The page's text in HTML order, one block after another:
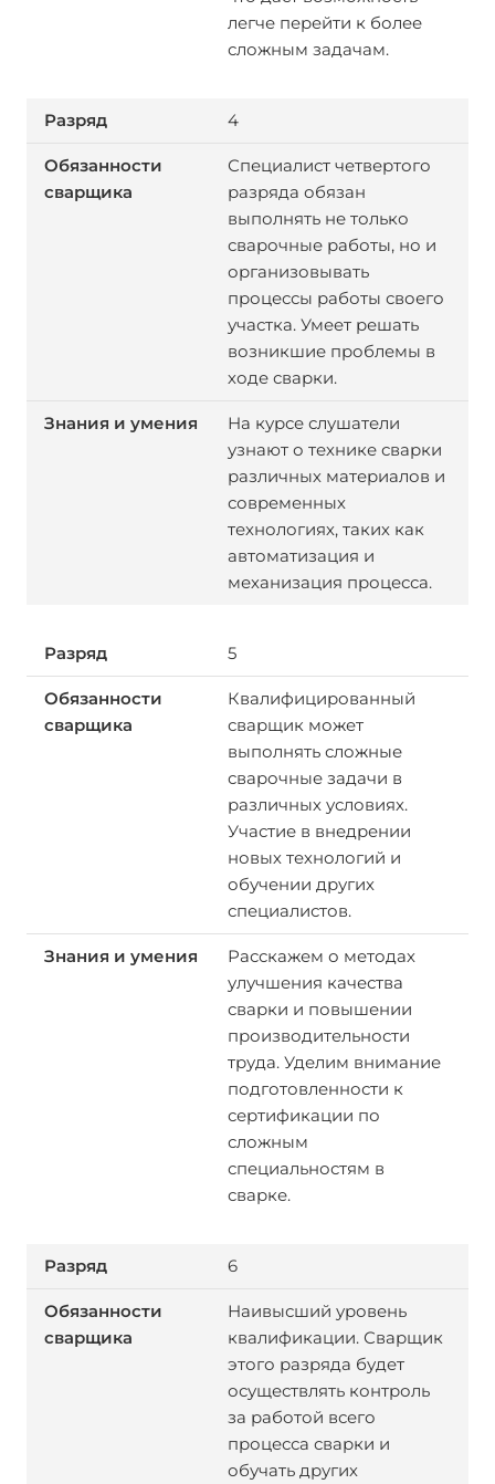
легче перейти к более
сложным задачам.
4
Специалист четвертого
разряда обязан
выполнять не только
сварочные работы, но и
организовывать
процессы работы своего
участка. Умеет решать
возникшие проблемы в
ходе сварки.
На курсе слушатели
узнают о технике сварки
различных материалов и
современных
технологиях, таких как
автоматизация и
механизация процесса.
5
Квалифицированный
сварщик может
выполнять сложные
сварочные задачи в
различных условиях.
Участие в внедрении
новых технологий и
обучении других
специалистов.
Расскажем о методах
улучшения качества
сварки и повышении
производительности
труда. Уделим внимание
подготовленности к
сертификации по
сложным
специальностям в
сварке.
6
Наивысший уровень
квалификации. Сварщик
этого разряда будет
осуществлять контроль
за работой всего
процесса сварки и
обучать других